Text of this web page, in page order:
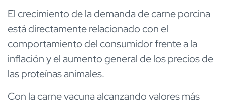
El crecimiento de la demanda de carne porcina
está directamente relacionado con el
comportamiento del consumidor frente a la
inflación y el aumento general de los precios de
las proteínas animales.
Con la carne vacuna alcanzando valores más